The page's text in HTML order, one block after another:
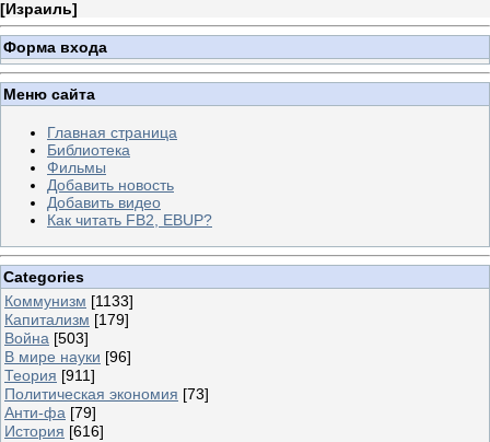
[Израиль]
Форма входа
Меню сайта
Главная страница
Библиотека
Фильмы
Добавить новость
Добавить видео
Как читать FB2, EBUP?
Categories
Коммунизм [1133]
Капитализм [179]
Война [503]
В мире науки [96]
Теория [911]
Политическая экономия [73]
Анти-фа [79]
История [616]